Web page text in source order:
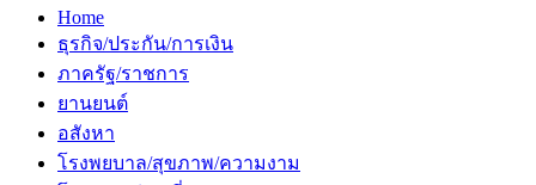
Home
ธุรกิจ/ประกัน/การเงิน
ภาครัฐ/ราชการ
ยานยนต์
อสังหา
โรงพยบาล/สุขภาพ/ความงาม